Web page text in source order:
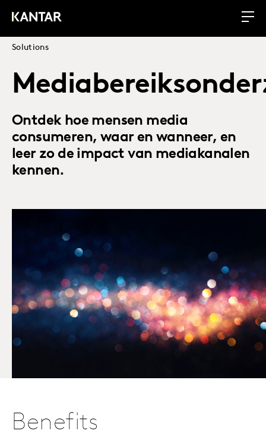
Solutions
Ontdek hoe mensen media
consumeren, waar en wanneer, en
leer zo de impact van mediakanalen
kennen.
Benefits